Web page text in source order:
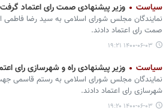
سیاست وزیر پیشنهادی صمت رای اعتماد گرفت
نمایندگان مجلس شورای اسلامی به سید رضا
صمت رای اعتماد دادند.
۱۴۰۰-۰۶-۰۳ ۱۹:۲۱
سیاست وزیر پیشنهادی راه و شهرسازی رای
نمایندگان مجلس شورای اسلامی به رستم قاسمی
شهرسازی رای اعتماد دادند.
۱۴۰۰-۰۶-۰۳ ۱۹:۲۰